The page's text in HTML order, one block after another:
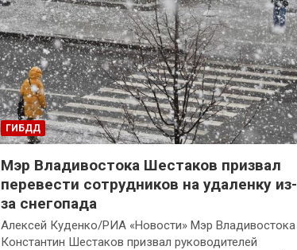
ГИБДД
Мэр Владивостока Шестаков призвал
перевести сотрудников на удаленку из-
за снегопада
Алексей Куденко/РИА «Новости» Мэр Владивостока
Константин Шестаков призвал руководителей